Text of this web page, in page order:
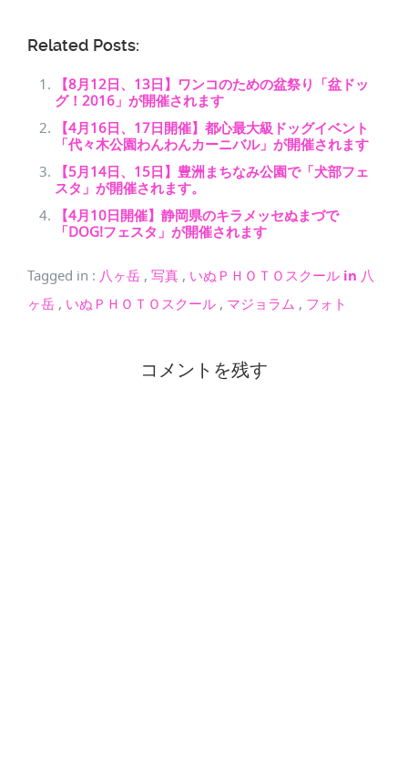
Related Posts:
【8月12日、13日】ワンコのための盆祭り「盆ドッ
グ！2016」が開催されます
【4月16日、17日開催】都心最大級ドッグイベント
「代々木公園わんわんカーニバル」が開催されます
【5月14日、15日】豊洲まちなみ公園で「犬部フェ
スタ」が開催されます。
【4月10日開催】静岡県のキラメッセぬまづで
「DOG!フェスタ」が開催されます
Tagged in : 八ヶ岳 , 写真 , いぬＰＨＯＴＯスクール in 八
ヶ岳 , いぬＰＨＯＴＯスクール , マジョラム , フォト
コメントを残す